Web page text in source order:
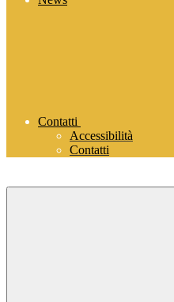
Contatti
Accessibilità
Contatti